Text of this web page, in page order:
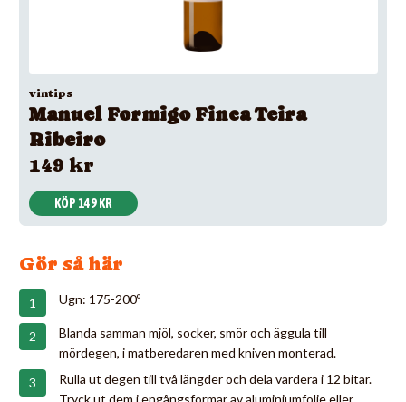
vintips
Manuel Formigo Finca Teira
Ribeiro
149 kr
KÖP 149 KR
Gör så här
Ugn: 175-200º
Blanda samman mjöl, socker, smör och äggula till
mördegen, i matberedaren med kniven monterad.
Rulla ut degen till två längder och dela vardera i 12 bitar.
Tryck ut dem i engångsformar av aluminiumfolie eller